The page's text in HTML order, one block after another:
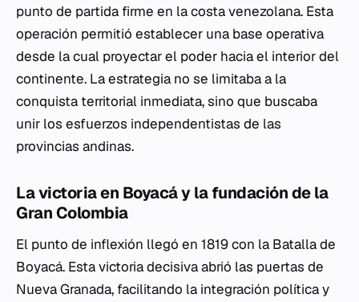
punto de partida firme en la costa venezolana. Esta
operación permitió establecer una base operativa
desde la cual proyectar el poder hacia el interior del
continente. La estrategia no se limitaba a la
conquista territorial inmediata, sino que buscaba
unir los esfuerzos independentistas de las
provincias andinas.
La victoria en Boyacá y la fundación de la
Gran Colombia
El punto de inflexión llegó en 1819 con la Batalla de
Boyacá. Esta victoria decisiva abrió las puertas de
Nueva Granada, facilitando la integración política y